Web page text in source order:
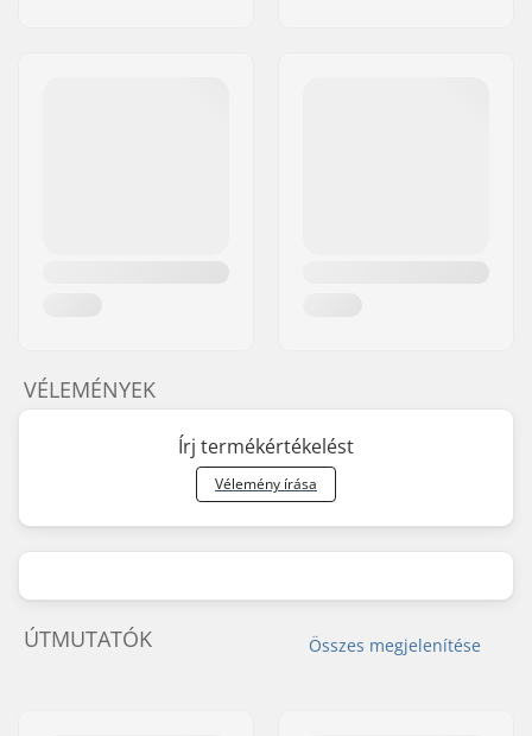
VÉLEMÉNYEK
Írj termékértékelést
Vélemény írása
Összes megjelenítése
ÚTMUTATÓK